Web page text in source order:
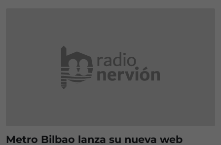
Metro Bilbao lanza su nueva web